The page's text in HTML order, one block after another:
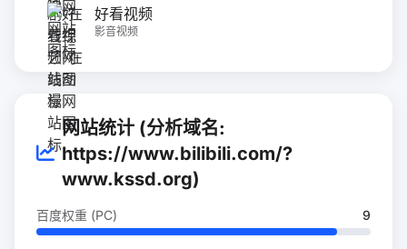
好看视频
影音视频
网站统计 (分析域名:
https://www.bilibili.com/?
www.kssd.org)
百度权重 (PC) 9